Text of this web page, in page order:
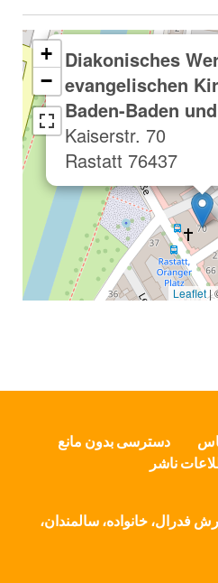
Diakonisches
evangelischen
Baden-Baden
Kaiserstr. 70
76437 Rastatt
+
−
|
دسترسی بدون مانع
ناشر
فدرال، خانواده، سالمندان،